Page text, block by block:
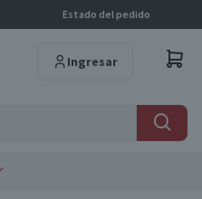
Estado del pedido
Ingresar